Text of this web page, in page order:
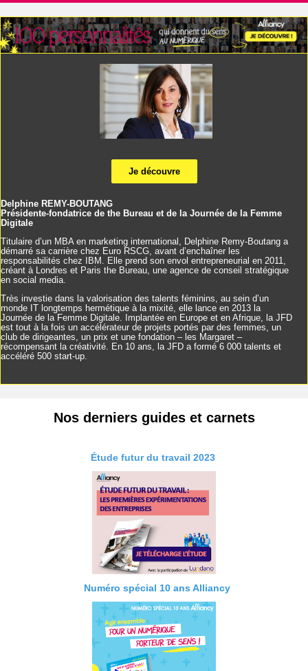
Je découvre
Delphine REMY-BOUTANG
Présidente-fondatrice de the Bureau et de la Journée de la Femme
Digitale
Titulaire d’un MBA en marketing international, Delphine Remy-Boutang a
démarré sa carrière chez Euro RSCG, avant d’enchaîner les
responsabilités chez IBM. Elle prend son envol entrepreneurial en 2011,
créant à Londres et Paris the Bureau, une agence de conseil stratégique
en social media.
Très investie dans la valorisation des talents féminins, au sein d’un
monde IT longtemps hermétique à la mixité, elle lance en 2013 la
Journée de la Femme Digitale. Implantée en Europe et en Afrique, la JFD
est tout à la fois un accélérateur de projets portés par des femmes, un
club de dirigeantes, un prix et une fondation – les Margaret –
récompensant la créativité. En 10 ans, la JFD a formé 6 000 talents et
accéléré 500 start-up.
Nos derniers guides et carnets
Étude futur du travail 2023
Numéro spécial 10 ans Alliancy